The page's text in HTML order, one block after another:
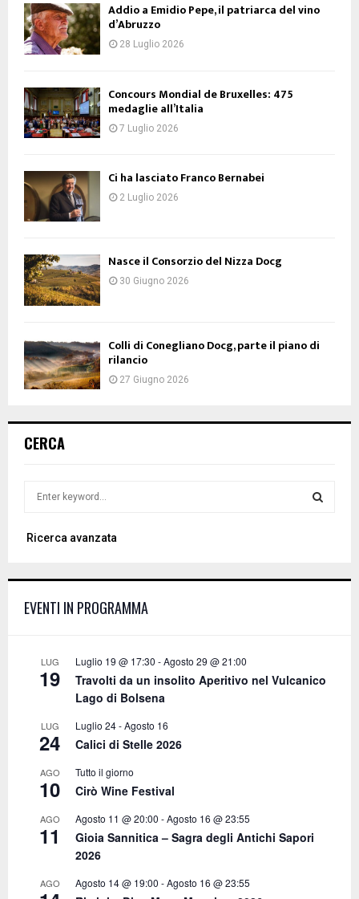
Addio a Emidio Pepe, il patriarca del vino
d’Abruzzo
28 Luglio 2026
Concours Mondial de Bruxelles: 475
medaglie all’Italia
7 Luglio 2026
Ci ha lasciato Franco Bernabei
2 Luglio 2026
Nasce il Consorzio del Nizza Docg
30 Giugno 2026
Colli di Conegliano Docg, parte il piano di
rilancio
27 Giugno 2026
CERCA
r
o
Ricerca avanzata
EVENTI IN PROGRAMMA
LUG
19
Luglio 19 @ 17:30 -Agosto 29 @ 21:00
Travolti da un insolito Aperitivo nel Vulcanico
Lago di Bolsena
LUG
24
Luglio 24-Agosto 16
Calici di Stelle 2026
AGO
10
Tutto il giorno
Cirò Wine Festival
AGO
11
Agosto 11 @ 20:00 -Agosto 16 @ 23:55
Gioia Sannitica – Sagra degli Antichi Sapori
2026
AGO Agosto 14 @ 19:00 -Agosto 16 @ 23:55